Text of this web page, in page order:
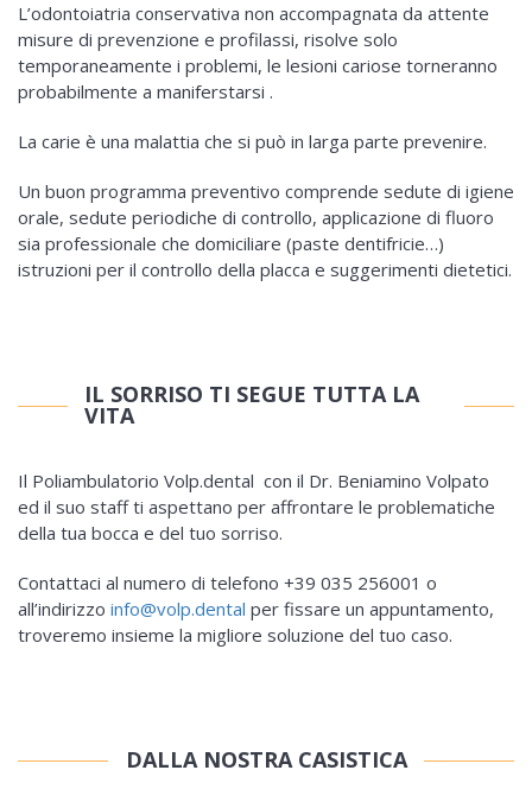
L’odontoiatria conservativa non accompagnata da attente
misure di prevenzione e profilassi, risolve solo
temporaneamente i problemi, le lesioni cariose torneranno
probabilmente a maniferstarsi .
La carie è una malattia che si può in larga parte prevenire.
Un buon programma preventivo comprende sedute di igiene
orale, sedute periodiche di controllo, applicazione di fluoro
sia professionale che domiciliare (paste dentifricie…)
istruzioni per il controllo della placca e suggerimenti dietetici.
IL SORRISO TI SEGUE TUTTA LA
VITA
Il Poliambulatorio Volp.dental con il Dr. Beniamino Volpato
ed il suo staff ti aspettano per affrontare le problematiche
della tua bocca e del tuo sorriso.
Contattaci al numero di telefono +39 035 256001 o
all’indirizzo info@volp.dental per fissare un appuntamento,
troveremo insieme la migliore soluzione del tuo caso.
DALLA NOSTRA CASISTICA